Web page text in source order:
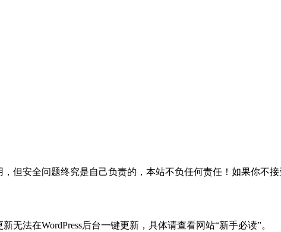
但安全问题终究是自己负责的，本站不负任何责任！如果你不接
法在WordPress后台一键更新，具体请查看网站“新手必读”。